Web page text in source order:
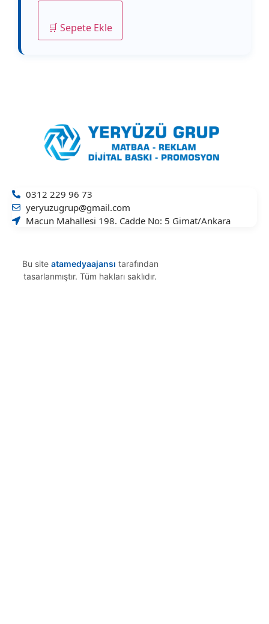
🛒 Sepete Ekle
0312 229 96 73
yeryuzugrup@gmail.com
Macun Mahallesi 198. Cadde No: 5 Gimat/Ankara
Bu site atamedyaajansı tarafından
tasarlanmıştır. Tüm hakları saklıdır.